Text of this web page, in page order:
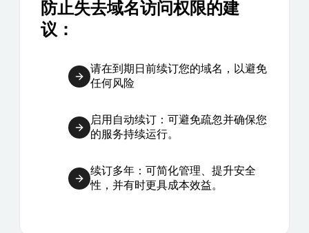
防止失去域名访问权限的建
议：
请在到期日前续订您的域名，以避免
任何风险
启用自动续订：可避免疏忽并确保您
的服务持续运行。
续订多年：可简化管理、提升安全
性，并有时更具成本效益。